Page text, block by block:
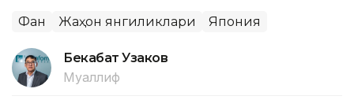
Фан Жаҳон янгиликлари Япония
Бекабат Узаков
Муаллиф